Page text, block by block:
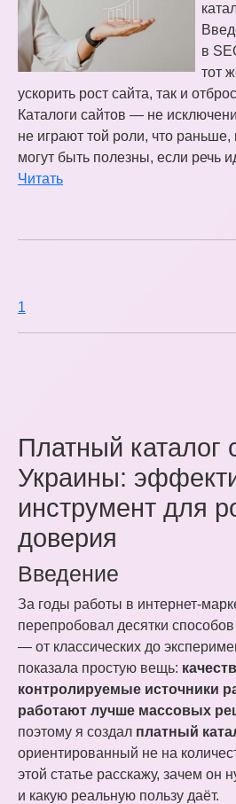
в
тот
ускорить рост сайта, так и
Каталоги сайтов — не
не играют той роли, что
могут быть полезны, если речь
Читать
1
Платный каталог
Украины:
инструмент для
доверия
Введение
За годы работы в интернет-
перепробовал десятки
— от классических до
показала простую вещь:
контролируемые источники
работают лучше массовых
поэтому я создал платный
ориентированный не на
этой статье расскажу, зачем он
и какую реальную пользу даёт.